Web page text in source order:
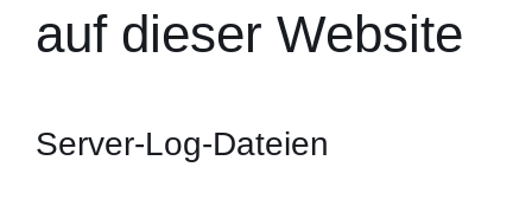
auf dieser Website
Server-Log-Dateien